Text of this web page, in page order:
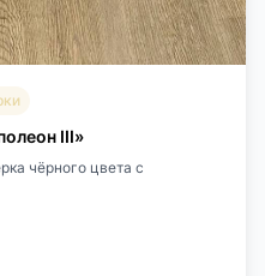
III»
чёрного цвета с